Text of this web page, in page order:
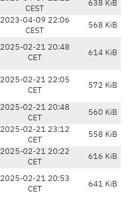
CEST
638 KiB
2023-04-09 22:06
CEST
568 KiB
2025-02-21 20:48
CET
614 KiB
2025-02-21 22:05
CET
572 KiB
2025-02-21 20:48
CET
560 KiB
2025-02-21 23:12
CET
558 KiB
2025-02-21 20:22
CET
616 KiB
2025-02-21 20:53
CET
641 KiB